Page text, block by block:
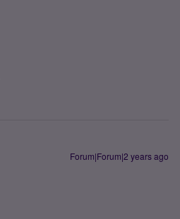
Forum|Forum|2 years ago